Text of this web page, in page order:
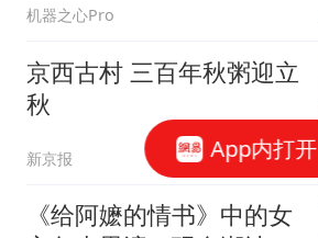
机器之心Pro
京西古村 三百年秋粥迎立
秋
新京报
《给阿嬷的情书》中的女
App内打开